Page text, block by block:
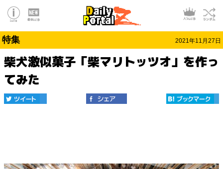
特集 2021年11月27日
柴犬激似菓子「柴マリトッツオ」を作っ
てみた